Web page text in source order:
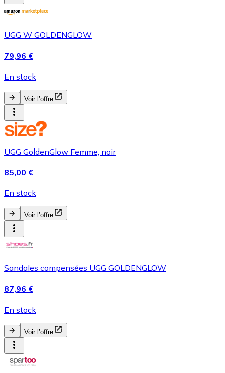
UGG W GOLDENGLOW
79,96 €
En stock
Voir l’offre
UGG GoldenGlow Femme, noir
85,00 €
En stock
Voir l’offre
Sandales compensées UGG GOLDENGLOW
87,96 €
En stock
Voir l’offre